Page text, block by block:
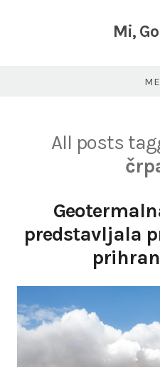
Mi,
All posts
predstavljala